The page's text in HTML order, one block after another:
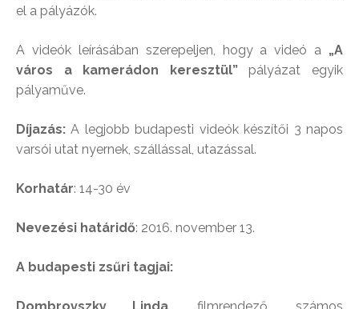
el a pályázók.
A videók leírásában szerepeljen, hogy a videó a „A
város a kamerádon keresztül”pályázat egyik
pályaműve.
Díjazás:A legjobb budapesti videók készítői 3 napos
varsói utat nyernek, szállással, utazással.
Korhatár: 14-30 év
Nevezési határidő: 2016. november 13.
A budapesti zsűri tagjai: